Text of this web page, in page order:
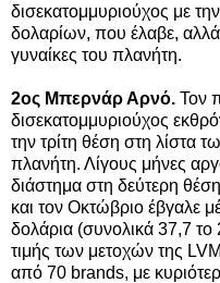
δισεκατομμυριούχος με
δολαρίων, που έλαβε, αλλά
γυναίκες του πλανήτη.
2ος Μπερνάρ Αρνό. Τον
δισεκατομμυριούχος
την τρίτη θέση στη λίστα
πλανήτη. Λίγους μήνες
διάστημα στη δεύτερη
και τον Οκτώβριο έβγαλε
δολάρια (συνολικά 37,7
τιμής των μετοχών της
από 70 brands, με